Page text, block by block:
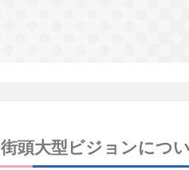
街頭大型ビジョンにつ